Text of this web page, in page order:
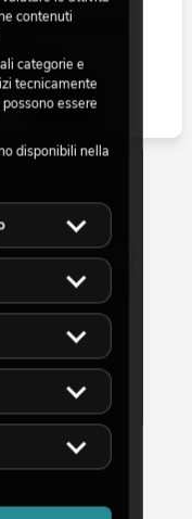
è di circa 12 sett.
€
contenuti
categorie e
tecnicamente
essere
disponibili nella